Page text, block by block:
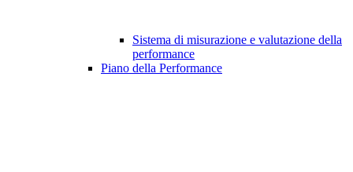
Sistema di misurazione e valutazione della
performance
Piano della Performance